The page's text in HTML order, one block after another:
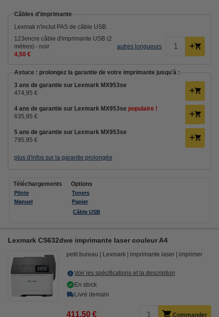
Câbles d'imprimante
Lexmak n'inclut PAS de câble USB.
123encre câble d'imprimante USB (2
mètres) - noir
4,50 €
autres longueurs
Astuce : prolongez la garantie de votre imprimante jusqu'à :
3 ans de garantie sur Lexmark MX953se
474,95 €
4 ans de garantie sur Lexmark MX953se populaire !
635,95 €
5 ans de garantie sur Lexmark MX953se
795,95 €
plus d'infos sur la garantie prolongée
Téléchargements
Pilote
Manuel
Options
Toners
Papier
Câble USB
Lexmark CS632dwe imprimante laser couleur A4
petit bureau Lexmark imprimante laser imprimer
Voir les spécifications et la description
En stock
Livré demain
411,50 € Commander